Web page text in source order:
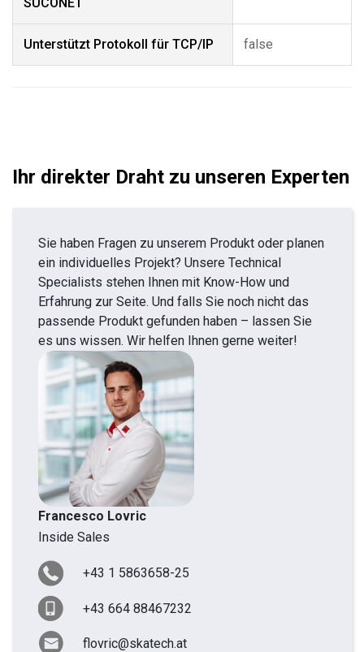
Unterstützt Protokoll für TCP/IP false
Ihr direkter Draht zu unseren Experten
Sie haben Fragen zu unserem Produkt oder planen
ein individuelles Projekt? Unsere Technical
Specialists stehen Ihnen mit Know-How und
Erfahrung zur Seite. Und falls Sie noch nicht das
passende Produkt gefunden haben – lassen Sie
es uns wissen. Wir helfen Ihnen gerne weiter!
Francesco Lovric
Inside Sales
+43 1 5863658-25
+43 664 88467232
flovric@skatech.at